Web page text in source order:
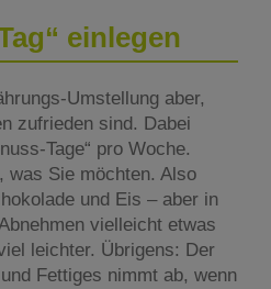
einlegen
Umstellung aber,
zufrieden sind. Dabei
Tage“ pro Woche.
was Sie möchten. Also
und Eis – aber in
vielleicht etwas
leichter. Übrigens: Der
Fettiges nimmt ab, wenn